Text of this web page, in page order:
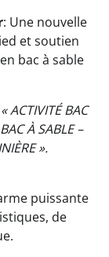
: Une nouvelle
et soutien
bac à sable
BAC
À SABLE –
».
puissante
de